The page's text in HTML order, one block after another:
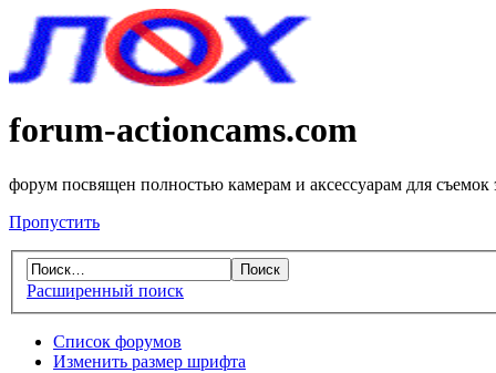
forum-actioncams.com
форум посвящен полностью камерам и аксессуарам для съемок
Пропустить
Расширенный поиск
Список форумов
Изменить размер шрифта